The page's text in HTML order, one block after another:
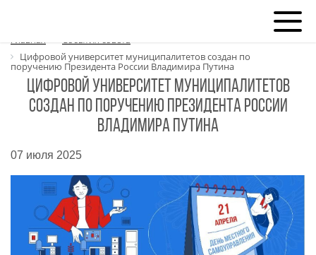
Главная
События совета
Цифровой университет муниципалитетов создан по
поручению Президента России Владимира Путина
Цифровой университет муниципалитетов
создан по поручению Президента России
Владимира Путина
07 июля 2025